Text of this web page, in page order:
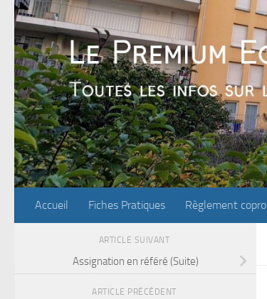
Skip to content
Accueil Fiches Pratiques Règlement copro
ARTICLE SUIVANT
Assignation en référé (Suite)
ARTICLE PRÉCÉDENT